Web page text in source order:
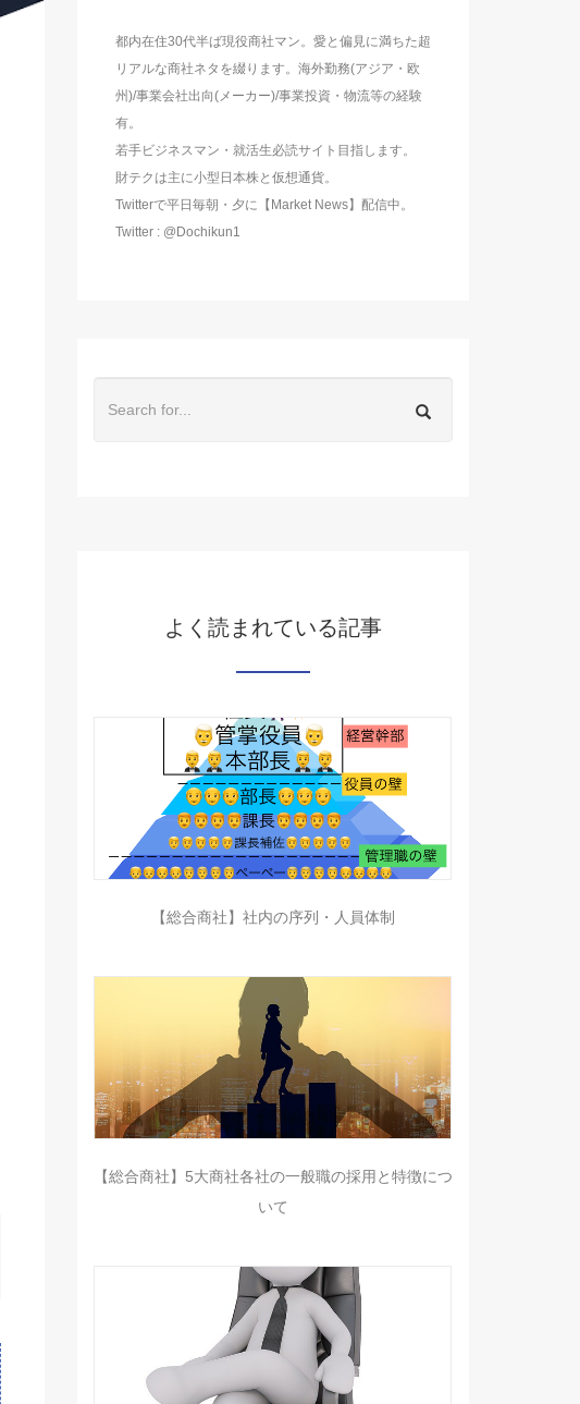
都内在住30代半ば現役商社マン。愛と偏見に満ちた超
リアルな商社ネタを綴ります。海外勤務(アジア・欧
州)/事業会社出向(メーカー)/事業投資・物流等の経験
有。
若手ビジネスマン・就活生必読サイト目指します。
財テクは主に小型日本株と仮想通貨。
Twitterで平日毎朝・夕に【Market News】配信中。
Twitter : @Dochikun1
よく読まれている記事
【総合商社】社内の序列・人員体制
【総合商社】5大商社各社の一般職の採用と特徴につ
いて